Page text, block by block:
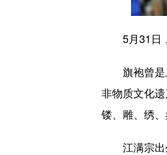
5月31日，
旗袍曾是上
非物质文化
镂、雕、绣、
江满宗出生